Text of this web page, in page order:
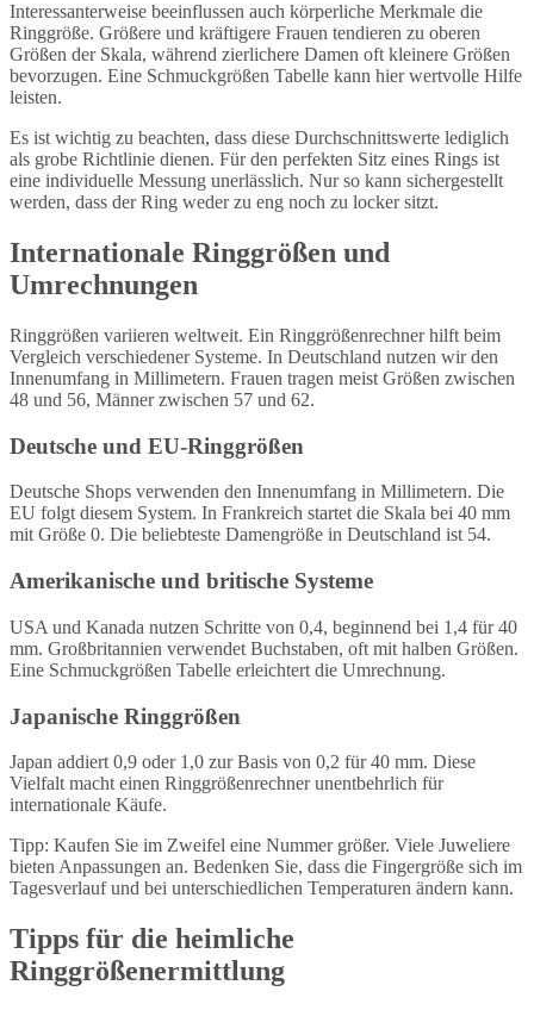
Interessanterweise beeinflussen auch körperliche Merkmale die
Ringgröße. Größere und kräftigere Frauen tendieren zu oberen
Größen der Skala, während zierlichere Damen oft kleinere Größen
bevorzugen. Eine Schmuckgrößen Tabelle kann hier wertvolle Hilfe
leisten.
Es ist wichtig zu beachten, dass diese Durchschnittswerte lediglich
als grobe Richtlinie dienen. Für den perfekten Sitz eines Rings ist
eine individuelle Messung unerlässlich. Nur so kann sichergestellt
werden, dass der Ring weder zu eng noch zu locker sitzt.
Internationale Ringgrößen und
Umrechnungen
Ringgrößen variieren weltweit. Ein Ringgrößenrechner hilft beim
Vergleich verschiedener Systeme. In Deutschland nutzen wir den
Innenumfang in Millimetern. Frauen tragen meist Größen zwischen
48 und 56, Männer zwischen 57 und 62.
Deutsche und EU-Ringgrößen
Deutsche Shops verwenden den Innenumfang in Millimetern. Die
EU folgt diesem System. In Frankreich startet die Skala bei 40 mm
mit Größe 0. Die beliebteste Damengröße in Deutschland ist 54.
Amerikanische und britische Systeme
USA und Kanada nutzen Schritte von 0,4, beginnend bei 1,4 für 40
mm. Großbritannien verwendet Buchstaben, oft mit halben Größen.
Eine Schmuckgrößen Tabelle erleichtert die Umrechnung.
Japanische Ringgrößen
Japan addiert 0,9 oder 1,0 zur Basis von 0,2 für 40 mm. Diese
Vielfalt macht einen Ringgrößenrechner unentbehrlich für
internationale Käufe.
Tipp: Kaufen Sie im Zweifel eine Nummer größer. Viele Juweliere
bieten Anpassungen an. Bedenken Sie, dass die Fingergröße sich im
Tagesverlauf und bei unterschiedlichen Temperaturen ändern kann.
Tipps für die heimliche
Ringgrößenermittlung